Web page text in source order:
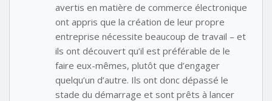
avertis en matière de commerce électronique
ont appris que la création de leur propre
entreprise nécessite beaucoup de travail – et
ils ont découvert qu’il est préférable de le
faire eux-mêmes, plutôt que d’engager
quelqu’un d’autre. Ils ont donc dépassé le
stade du démarrage et sont prêts à lancer